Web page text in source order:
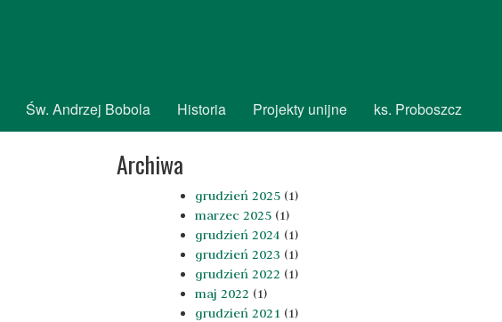
Św. Andrzej Bobola Historia Projekty unijne ks. Proboszcz
Archiwa
grudzień 2025 (1)
marzec 2025 (1)
grudzień 2024 (1)
grudzień 2023 (1)
grudzień 2022 (1)
maj 2022 (1)
grudzień 2021 (1)